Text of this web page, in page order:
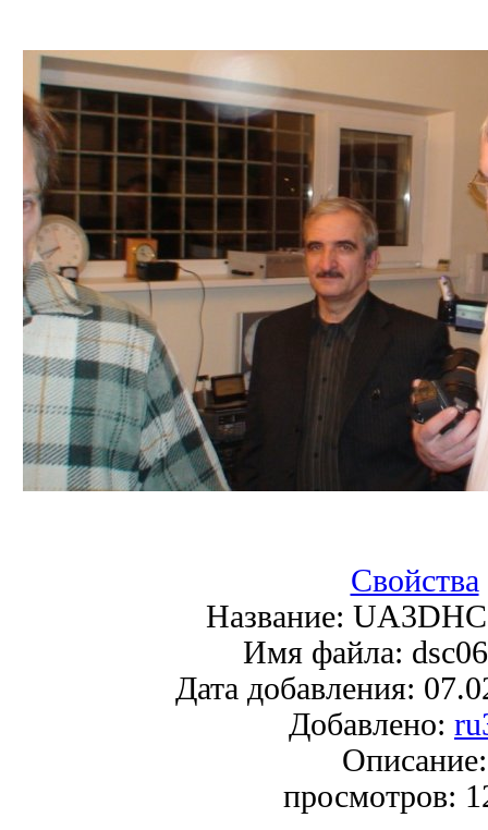
Свойства
Название:
Имя файла:
Дата добавления:
Добавлено:
Описание:
просмотров: